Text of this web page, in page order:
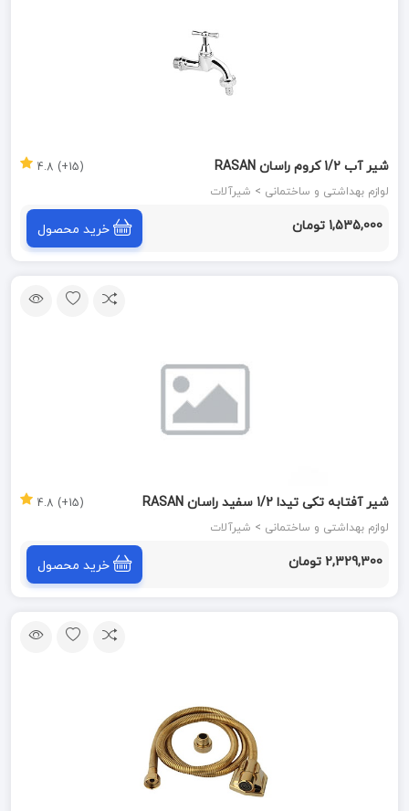
شیر آب 1/2 کروم راسان RASAN
لوازم بهداشتی و ساختمانی > شیرآلات
(15+) 4.8
1,535,000 تومان خرید محصول
شیر آفتابه تکی تیدا 1/2 سفید راسان RASAN
لوازم بهداشتی و ساختمانی > شیرآلات
(15+) 4.8
2,329,300 تومان خرید محصول